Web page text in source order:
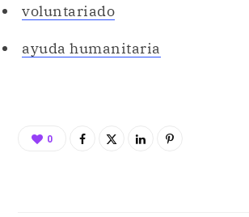
voluntariado
ayuda humanitaria
0